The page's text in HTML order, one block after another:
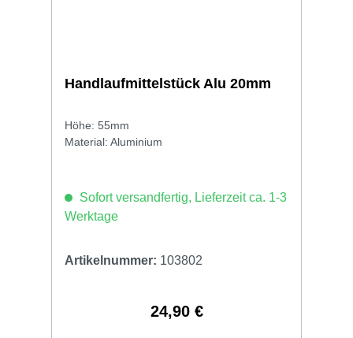
Handlaufmittelstück Alu 20mm
Höhe: 55mm
Material: Aluminium
Sofort versandfertig, Lieferzeit ca. 1-3
Werktage
Artikelnummer: 103802
Regulärer Preis:
24,90 €